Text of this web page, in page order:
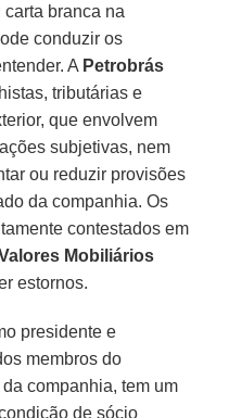
carta branca na
conduzir os
A Petrobrás
tributárias e
que envolvem
subjetivas, nem
ou reduzir provisões
da companhia. Os
contestados em
Mobiliários
estornos.
presidente e
membros do
companhia, tem um
de sócio